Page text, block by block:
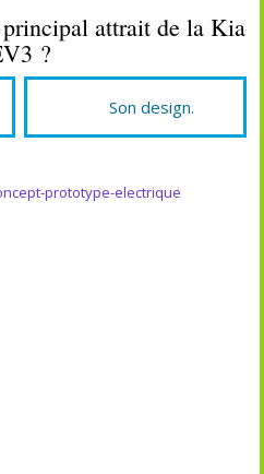
attrait de la Kia
?
Son design.
prototype-electrique